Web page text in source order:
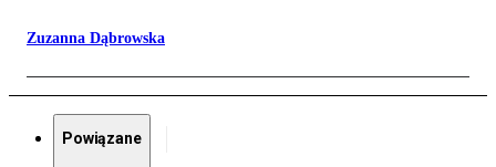
Zuzanna Dąbrowska
Powiązane